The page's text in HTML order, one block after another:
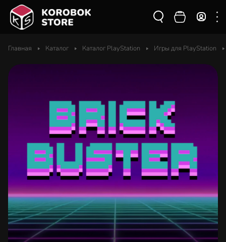
Главная Каталог Каталог PlayStation Игры для PlayStation